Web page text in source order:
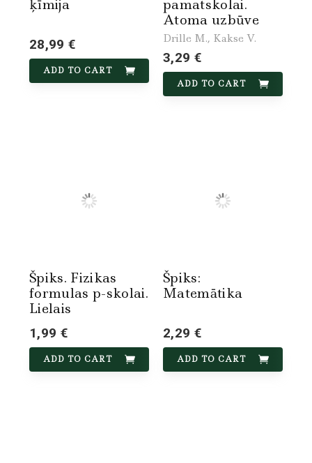
ķīmija
28,99 €
ADD TO CART
pamatskolai.
Atoma uzbūve
Drille M., Kakse V.
3,29 €
ADD TO CART
Špiks. Fizikas
formulas p-skolai.
Lielais
1,99 €
ADD TO CART
Špiks:
Matemātika
2,29 €
ADD TO CART